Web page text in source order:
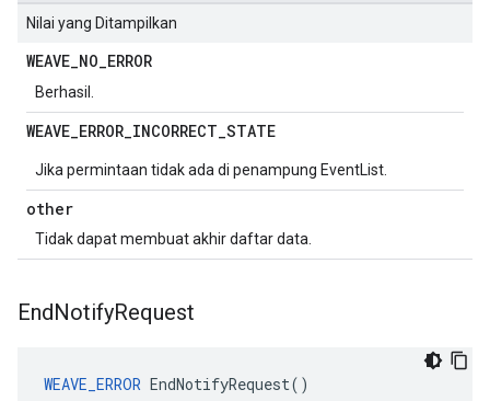
Nilai yang Ditampilkan
WEAVE_NO_ERROR
Berhasil.
WEAVE_ERROR_INCORRECT_STATE
Jika permintaan tidak ada di penampung EventList.
other
Tidak dapat membuat akhir daftar data.
EndNotifyRequest
WEAVE_ERROR EndNotifyRequest()